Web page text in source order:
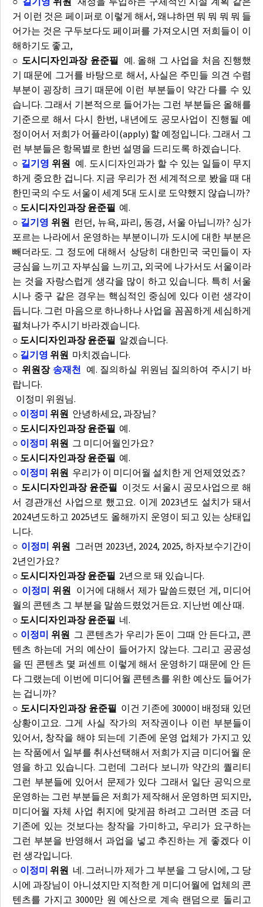
거 이런 것은 페이퍼로 이렇게 해서, 왜냐하면 뭐 뭐 뭐 뭐 들
어가는 것은 구두보다도 페이퍼를 가져오시면 저희들이 이
해하기도 좋고,
○ 도시디자인과장 윤준필 예. 올해 그 사업을 처음 진행했
기 때문에 그거를 바탕으로 해서, 사실은 주민들 의견 수렴
부분이 굉장히 크기 때문에 이런 부분들이 약간 다를 수 있
습니다. 그래서 기본적으로 들어가는 그런 부분들은 올해를
기준으로 해서 다시 한번, 내년에도 공모사업이 진행될 예
정이어서 저희가 어플라이(apply) 할 예정입니다. 그래서 그
런 부분들은 항목별로 한번 설명을 드리도록 하겠습니다.
○ 길기영 위원 예. 도시디자인과가 할 수 있는 일들이 무지
하게 중요한 겁니다. 지금 우리가 전 세계적으로 봤을 때 대
한민국의 수도 서울이 세계 5대 도시로 도약했지 않습니까?
○ 도시디자인과장 윤준필 예.
○ 길기영 위원 런던, 뉴욕, 파리, 동경, 서울 아닙니까? 싱가
포르는 나라에서 운영하는 부분이니까 도시에 대한 부분은
빼더라도. 그 정도에 대해서 상당히 대한민국 국민들이 자
긍심을 느끼고 자부심을 느끼고, 외국에 나가서도 서울이라
는 것을 자랑스럽게 생각을 많이 하고 있습니다. 특히 서울
시나 중구 같은 경우는 핵심적인 중심에 있다 이런 생각이
듭니다. 그런 마음으로 하나하나 사업을 꼼꼼하게 세심하게
펼쳐나가 주시기 바라겠습니다.
○ 도시디자인과장 윤준필 알겠습니다.
○ 길기영 위원 마치겠습니다.
○ 위원장 송재천 예. 질의하실 위원님 질의하여 주시기 바
랍니다.
이정미 위원님.
○ 이정미 위원 안녕하세요, 과장님?
○ 도시디자인과장 윤준필 예.
○ 이정미 위원 그 미디어월인가요?
○ 도시디자인과장 윤준필 예.
○ 이정미 위원 우리가 이 미디어월 설치한 게 언제였었죠?
○ 도시디자인과장 윤준필 이것도 서울시 공모사업으로 해
서 경관개선 사업으로 했고요. 이게 2023년도 설치가 돼서
2024년도하고 2025년도 올해까지 운영이 되고 있는 상태입
니다.
○ 이정미 위원 그러면 2023년, 2024, 2025, 하자보수기간이
2년인가요?
○ 도시디자인과장 윤준필 2년으로 돼 있습니다.
○ 이정미 위원 이거에 대해서 제가 말씀드렸던 게, 미디어
월의 콘텐츠 그 부분을 말씀드렸었거든요. 지난번 예산 때.
○ 도시디자인과장 윤준필 네.
○ 이정미 위원 그 콘텐츠가 우리가 돈이 그때 안 든다고, 콘
텐츠 하는데 거의 예산이 들어가지 않는다. 그리고 공공성
을 띤 콘텐츠 몇 퍼센트 이렇게 해서 운영하기 때문에 안 든
다 그랬는데 이번에 미디어월 콘텐츠를 위한 예산도 들어가
는 겁니까?
○ 도시디자인과장 윤준필 이건 기존에 3000이 배정돼 있던
상황이고요. 그게 사실 작가의 저작권이나 이런 부분들이
있어서, 창작을 해야 되는데 기존에 운영 업체가 가지고 있
는 작품에서 일부를 취사선택해서 저희가 지금 미디어월 운
영을 하고 있습니다. 그런데 그러다 보니까 약간의 퀄리티
그런 부분들에 있어서 문제가 있다 그래서 일단 공익으로
운영하는 그런 부분들은 저희가 제작해서 운영하면 되지만,
미디어월 자체 사업 취지에 맞게끔 하려고 그러면 조금 더
기존에 있는 것보다는 창작을 가미하고, 우리가 요구하는
그런 부분을 반영해서 과업을 넣고 추진하는 게 좋겠다 이
런 생각입니다.
○ 이정미 위원 네. 그러니까 제가 그 부분을 그 당시에, 그 당
시에 과장님이 아니셨지만 지적한 게 미디어월에 업체의 콘
텐츠를 가지고 3000만 원 예산으로 계속 랜덤으로 돌리고